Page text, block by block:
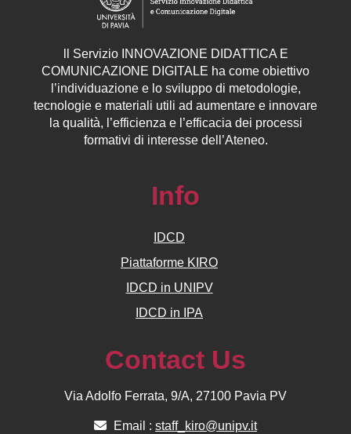
Servizio INNOVAZIONE DIDATTICA E
COMUNICAZIONE DIGITALE ha come obiettivo
l’individuazione e lo sviluppo di metodologie,
tecnologie e materiali utili ad aumentare e innovare
la qualità, l’efficienza e l’efficacia dei processi
formativi di interesse dell’Ateneo.
Info
IDCD
Piattaforme KIRO
IDCD in UNIPV
IDCD in IPA
Contact Us
Via Adolfo Ferrata, 9/A, 27100 Pavia PV
Email : staff_kiro@unipv.it